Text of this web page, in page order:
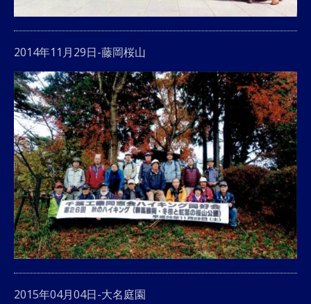
2014年11月29日-藤岡桜山
2015年04月04日-大名庭園